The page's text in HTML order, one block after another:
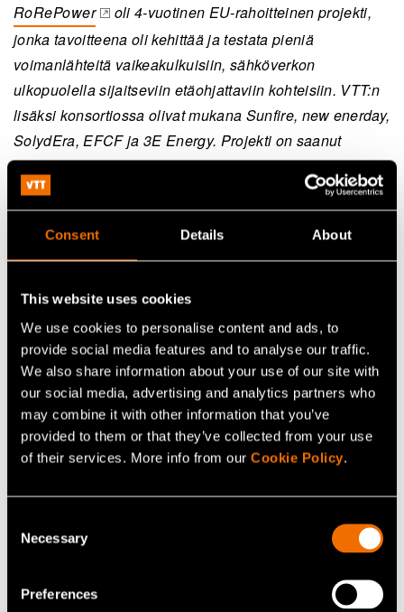
Consent Details About
This website uses cookies
We use cookies to personalise content and ads, to
provide social media features and to analyse our traffic.
We also share information about your use of our site with
our social media, advertising and analytics partners who
may combine it with other information that you’ve
provided to them or that they’ve collected from your use
of their services. More info from our Cookie Policy.
Selection
Necessary
Preferences
RoRePower
(opens in a new tab)
oli 4-vuotinen EU-rahoitteinen projekti,
jonka tavoitteena oli kehittää ja testata pieniä
voimanlähteitä vaikeakulkuisiin, sähköverkon
ulkopuolella sijaitseviin etäohjattaviin kohteisiin. VTT:n
lisäksi konsortiossa olivat mukana Sunfire, new enerday,
SolydEra, EFCF ja 3E Energy. Projekti on saanut
rahoitusta EU:n polttokenno- ja vety-yhteisyritykseltä
sopimusnumerolla 824953 ja Horizon 2020 -tutkimus- ja
innovointiohjelmasta.
Jatka lukemista
Palvelu: Vetyteknologia
White paper: Energian säästäminen ja kohtuukäyttö
kansalaisten näkökulmasta
Asiakastarina: Case: Elcogen –
Kiinteäoksiditeknologia edistää vihreää siirtymää
Jaa